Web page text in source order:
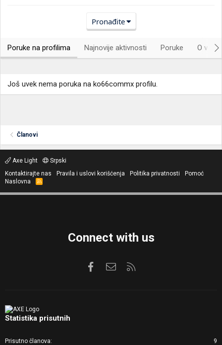
Pronađite
Poruke na profilima Najnovije aktivnosti Poruke O
Još uvek nema poruka na ko66commx profilu.
Članovi
Axe Light
Srpski
Kontaktirajte nas
Pravila i uslovi korišćenja Politika privatnosti
Pomoć
Naslovna
R
S
Connect with us
FacebookKontaktirajte nas
Statistika prisutnih
Prisutno članova 9